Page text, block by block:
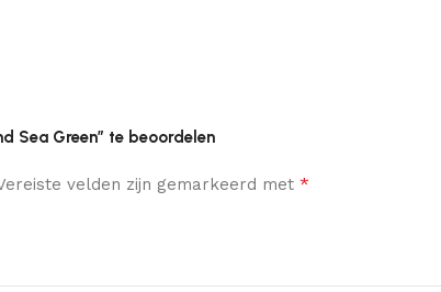
Sea Green” te beoordelen
velden zijn gemarkeerd met *